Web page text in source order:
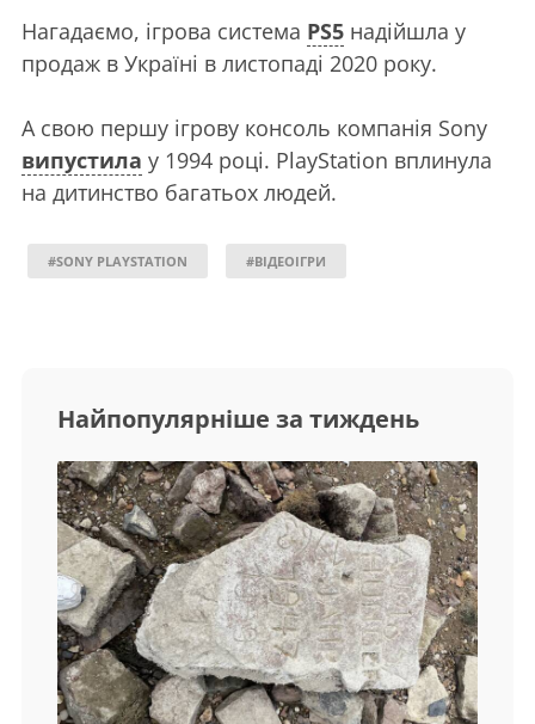
Нагадаємо, ігрова система PS5 надійшла у
продаж в Україні в листопаді 2020 року.
А свою першу ігрову консоль компанія Sony
випустила у 1994 році. PlayStation вплинула
на дитинство багатьох людей.
#SONY PLAYSTATION #ВІДЕОІГРИ
Найпопулярніше за тиждень